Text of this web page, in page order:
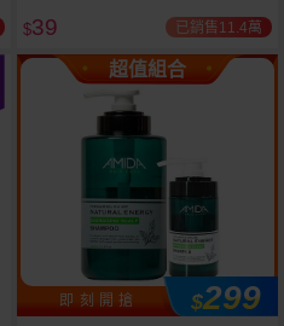
$39 已銷售11.4萬
超值組合
即 刻 開 搶 $299